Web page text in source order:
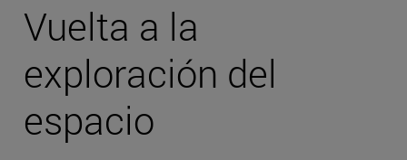
Vuelta a la
exploración del
espacio